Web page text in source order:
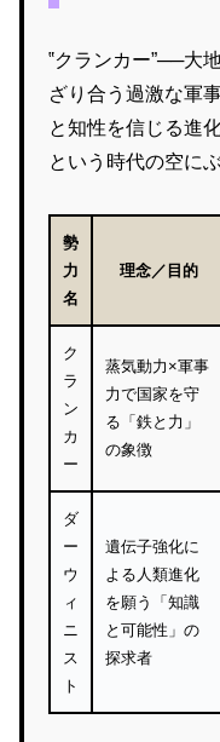
‟クランカー”──大
ざり合う過激な軍
と知性を信じる進
という時代の空に
勢
力
名
理念／目的
ク
ラ
ン
カ
ー
蒸気動力×軍事
力で国家を守
る「鉄と力」
の象徴
ダ
ー
ウ
ィ
ニ
ス
ト
遺伝子強化に
よる人類進化
を願う「知識
と可能性」の
探求者